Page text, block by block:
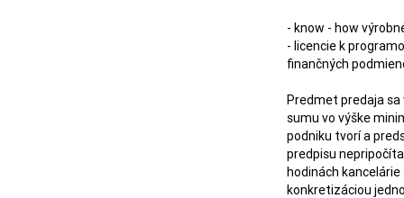
- know - how
- licencie k
finančných
Predmet predaja
sumu vo výške
podniku tvorí a
predpisu
hodinách
konkretizáciou